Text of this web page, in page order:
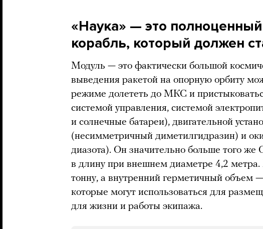
«Наука» — это
корабль, который должен
Модуль — это фактически большой
выведения ракетой на опорную орбиту
режиме долететь до МКС и
системой управления, системой
и солнечные батареи), двигательной
(несимметричный диметилгидразин) и
диазота). Он значительно больше того же
в длину при внешнем диаметре 4,2 метра.
тонну, а внутренний герметичный объем
которые могут использоваться для
для жизни и работы экипажа.